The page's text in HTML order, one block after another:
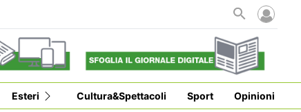
Esteri Cultura&Spettacoli Sport Opinioni